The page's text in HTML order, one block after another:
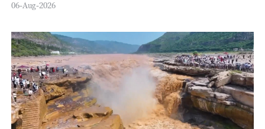
06-Aug-2026